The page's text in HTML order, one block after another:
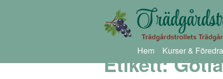
Hem Kurser &
Etikett: